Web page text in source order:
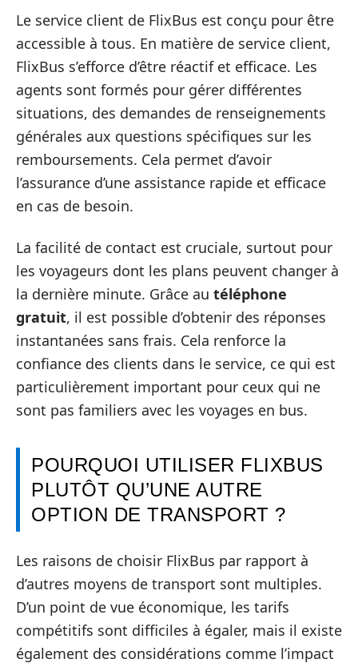
Le service client de FlixBus est conçu pour être
accessible à tous. En matière de service client,
FlixBus s’efforce d’être réactif et efficace. Les
agents sont formés pour gérer différentes
situations, des demandes de renseignements
générales aux questions spécifiques sur les
remboursements. Cela permet d’avoir
l’assurance d’une assistance rapide et efficace
en cas de besoin.
La facilité de contact est cruciale, surtout pour
les voyageurs dont les plans peuvent changer à
la dernière minute. Grâce au téléphone
gratuit, il est possible d’obtenir des réponses
instantanées sans frais. Cela renforce la
confiance des clients dans le service, ce qui est
particulièrement important pour ceux qui ne
sont pas familiers avec les voyages en bus.
POURQUOI UTILISER FLIXBUS
PLUTÔT QU’UNE AUTRE
OPTION DE TRANSPORT ?
Les raisons de choisir FlixBus par rapport à
d’autres moyens de transport sont multiples.
D’un point de vue économique, les tarifs
compétitifs sont difficiles à égaler, mais il existe
également des considérations comme l’impact